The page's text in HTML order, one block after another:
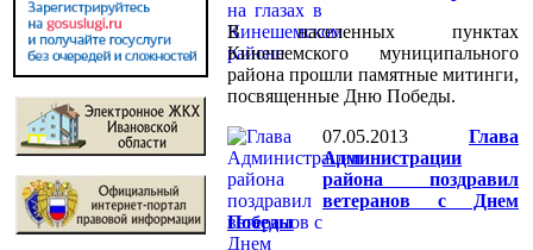
В населенных пунктах
Кинешемского муниципального
района прошли памятные митинги,
посвященные Дню Победы.
07.05.2013
Глава
Администрации
района поздравил
ветеранов с Днем
Победы